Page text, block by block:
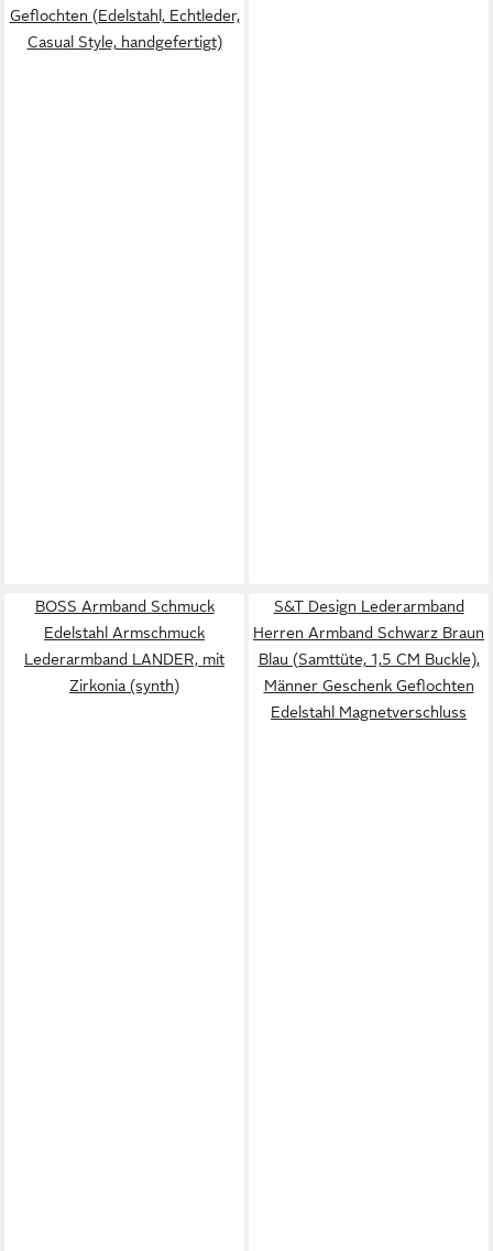
Geflochten (Edelstahl, Echtleder,
Casual Style, handgefertigt)
BOSS Armband Schmuck
Edelstahl Armschmuck
Lederarmband LANDER, mit
Zirkonia (synth)
S&T Design Lederarmband
Herren Armband Schwarz Braun
Blau (Samttüte, 1,5 CM Buckle),
Männer Geschenk Geflochten
Edelstahl Magnetverschluss